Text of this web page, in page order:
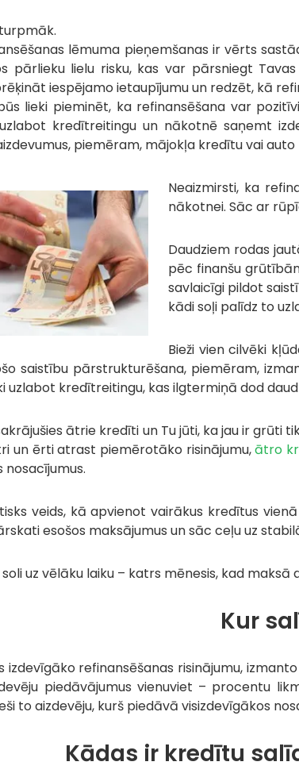
lēmuma pieņemšanas ir vērts
pārlieku lielu risku, kas var pārsniegt
iespējamo ietaupījumu un redzēt, kā
lieki pieminēt, ka refinansēšana var
kredītreitingu un nākotnē saņemt
piemēram, mājokļa kredītu vai auto
Neaizmirsti, ka
nākotnei. Sāc ar
Daudziem rodas
pēc finanšu
savlaicīgi pildot
kādi soļi palīdz to
Bieži vien cilvēki
saistību pārstrukturēšana, piemēram,
uzlabot kredītreitingu, kas ilgtermiņā dod
ātrie kredīti un Tu jūti, ka jau ir grūti
un ērti atrast piemērotāko risinājumu,ātro
nosacījumus.
veids, kā apvienot vairākus kredītus
esošos maksājumus un sāc ceļu uz
uz vēlāku laiku – katrs mēnesis, kad
Kur
izdevīgāko refinansēšanas risinājumu,
piedāvājumus vienuviet – procentu
to aizdevēju, kurš piedāvā visizdevīgākos
Kādas ir kredītu